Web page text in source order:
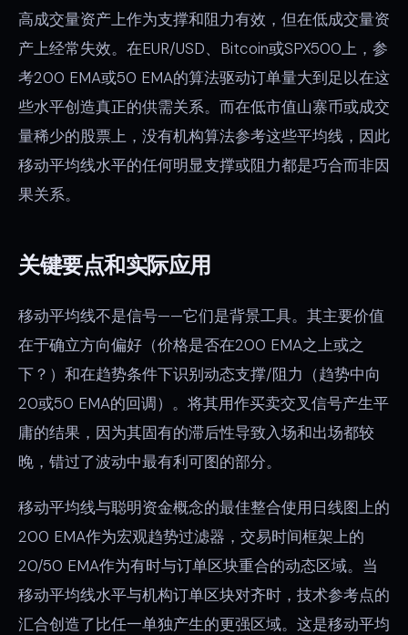
高成交量资产上作为支撑和阻力有效，但在低成交量资
产上经常失效。在EUR/USD、Bitcoin或SPX500上，参
考200 EMA或50 EMA的算法驱动订单量大到足以在这
些水平创造真正的供需关系。而在低市值山寨币或成交
量稀少的股票上，没有机构算法参考这些平均线，因此
移动平均线水平的任何明显支撑或阻力都是巧合而非因
果关系。
关键要点和实际应用
移动平均线不是信号——它们是背景工具。其主要价值
在于确立方向偏好（价格是否在200 EMA之上或之
下？）和在趋势条件下识别动态支撑/阻力（趋势中向
20或50 EMA的回调）。将其用作买卖交叉信号产生平
庸的结果，因为其固有的滞后性导致入场和出场都较
晚，错过了波动中最有利可图的部分。
移动平均线与聪明资金概念的最佳整合使用日线图上的
200 EMA作为宏观趋势过滤器，交易时间框架上的
20/50 EMA作为有时与订单区块重合的动态区域。当
移动平均线水平与机构订单区块对齐时，技术参考点的
汇合创造了比任一单独产生的更强区域。这是移动平均